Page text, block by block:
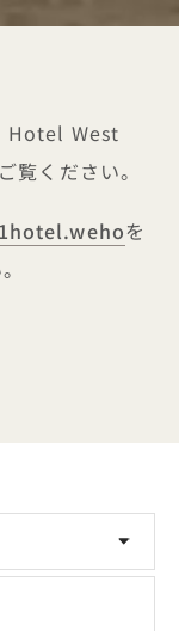
Hotel West
ください。
.wehoを